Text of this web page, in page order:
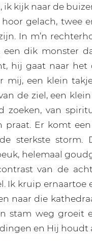
ik kijk naar de
gelach, twee
In m’n
een dik monster
hij gaat naar het
mij, een klein
de ziel, een
zoeken, van
praat. Er komt
sterkste storm.
helemaal
van de
Ik kruip ernaartoe
naar die
stam weg groeit
en Hij houdt